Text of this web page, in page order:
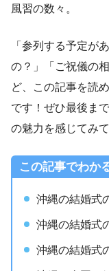
風習の数々。
「参列する予定が
の？」「ご祝儀の
ど、この記事を読
です！ぜひ最後ま
の魅力を感じてみて
この記事でわか
沖縄の結婚式
沖縄の結婚式
沖縄の結婚式